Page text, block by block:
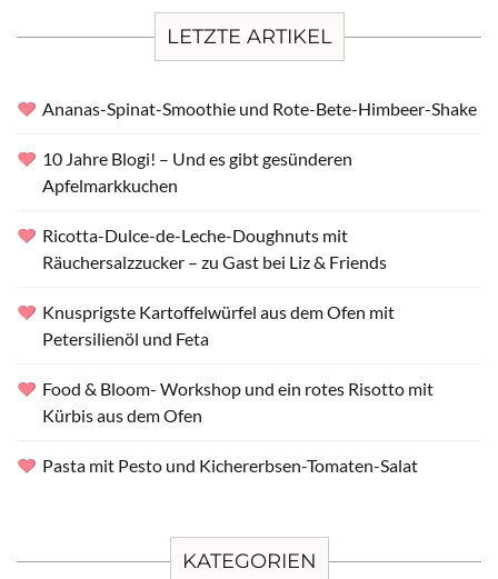
LETZTE ARTIKEL
Ananas-Spinat-Smoothie und Rote-Bete-Himbeer-Shake
10 Jahre Blogi! – Und es gibt gesünderen
Apfelmarkkuchen
Ricotta-Dulce-de-Leche-Doughnuts mit
Räuchersalzzucker – zu Gast bei Liz & Friends
Knusprigste Kartoffelwürfel aus dem Ofen mit
Petersilienöl und Feta
Food & Bloom- Workshop und ein rotes Risotto mit
Kürbis aus dem Ofen
Pasta mit Pesto und Kichererbsen-Tomaten-Salat
KATEGORIEN